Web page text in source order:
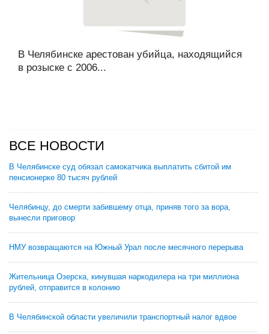
В Челябинске арестован убийца, находящийся
в розыске с 2006...
ВСЕ НОВОСТИ
В Челябинске суд обязал самокатчика выплатить сбитой им
пенсионерке 80 тысяч рублей
Челябинцу, до смерти забившему отца, приняв того за вора,
вынесли приговор
НМУ возвращаются на Южный Урал после месячного перерыва
Жительница Озерска, кинувшая наркодилера на три миллиона
рублей, отправится в колонию
В Челябинской области увеличили транспортный налог вдвое